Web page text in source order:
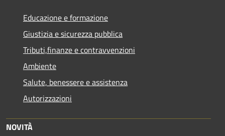
Educazione e formazione
Giustizia e sicurezza pubblica
Tributi,finanze e contravvenzioni
Ambiente
Salute, benessere e assistenza
Autorizzazioni
NOVITÀ